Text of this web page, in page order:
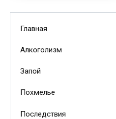
Главная
Алкоголизм
Запой
Похмелье
Последствия